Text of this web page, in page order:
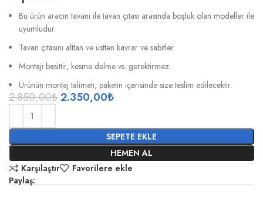
Bu ürün aracın tavanı ile tavan çıtası arasında boşluk olan modeller ile
uyumludur.
Tavan çıtasını alttan ve üstten kavrar ve sabitler
Montajı basittir, kesme delme vs. gerektirmez.
Ürünün montaj talimatı, paketin içerisinde size teslim edilecektir.
2.850,00₺2.350,00₺
SEPETE EKLE
HEMEN AL
Karşılaştır
Favorilere ekle
Paylaş: